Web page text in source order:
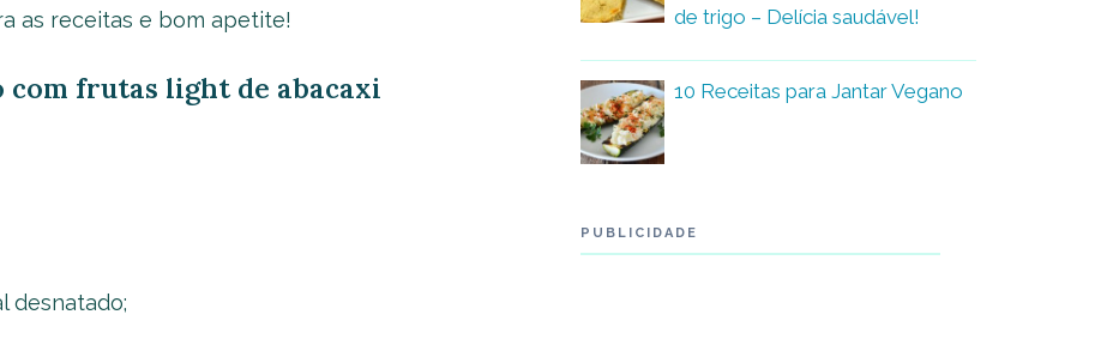
as receitas e bom apetite!
com frutas light de abacaxi
desnatado;
de trigo – Delícia saudável!
10 Receitas para Jantar Vegano
PUBLICIDADE